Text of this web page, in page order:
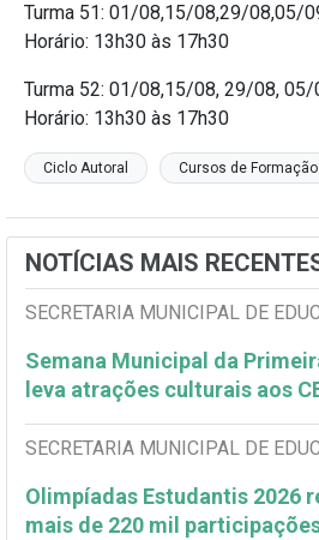
Turma 51: 01/08,15/08,29/08,05/
Horário: 13h30 às 17h30
Turma 52: 01/08,15/08, 29/08,
Horário: 13h30 às 17h30
Ciclo Autoral Cursos de Formação
NOTÍCIAS MAIS
SECRETARIA MUNICIPAL DE
Semana Municipal da
leva atrações culturais aos
SECRETARIA MUNICIPAL DE
Olimpíadas Estudantis 2026
mais de 220 mil